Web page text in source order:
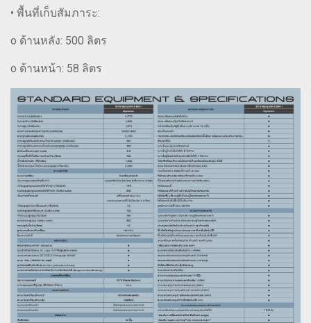
• พื้นที่เก็บสัมภาระ:
o ด้านหลัง: 500 ลิตร
o ด้านหน้า: 58 ลิตร